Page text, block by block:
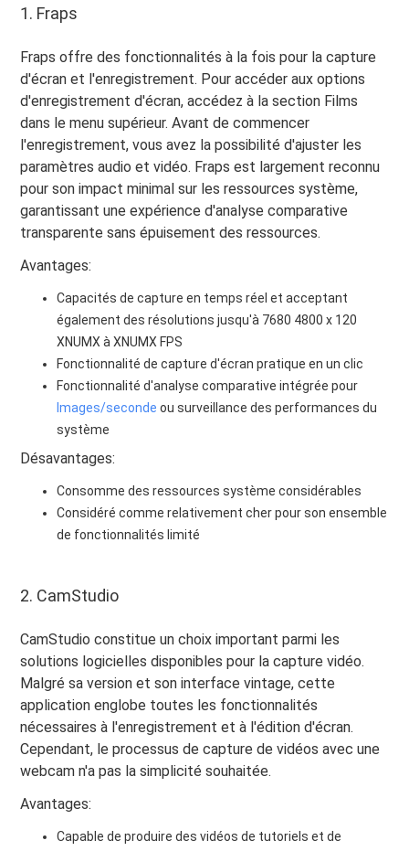
1. Fraps
Fraps offre des fonctionnalités à la fois pour la capture
d'écran et l'enregistrement. Pour accéder aux options
d'enregistrement d'écran, accédez à la section Films
dans le menu supérieur. Avant de commencer
l'enregistrement, vous avez la possibilité d'ajuster les
paramètres audio et vidéo. Fraps est largement reconnu
pour son impact minimal sur les ressources système,
garantissant une expérience d'analyse comparative
transparente sans épuisement des ressources.
Avantages:
Capacités de capture en temps réel et acceptant
également des résolutions jusqu'à 7680 4800 x 120
XNUMX à XNUMX FPS
Fonctionnalité de capture d'écran pratique en un clic
Fonctionnalité d'analyse comparative intégrée pour
Images/seconde ou surveillance des performances du
système
Désavantages:
Consomme des ressources système considérables
Considéré comme relativement cher pour son ensemble
de fonctionnalités limité
2. CamStudio
CamStudio constitue un choix important parmi les
solutions logicielles disponibles pour la capture vidéo.
Malgré sa version et son interface vintage, cette
application englobe toutes les fonctionnalités
nécessaires à l'enregistrement et à l'édition d'écran.
Cependant, le processus de capture de vidéos avec une
webcam n'a pas la simplicité souhaitée.
Avantages:
Capable de produire des vidéos de tutoriels et de